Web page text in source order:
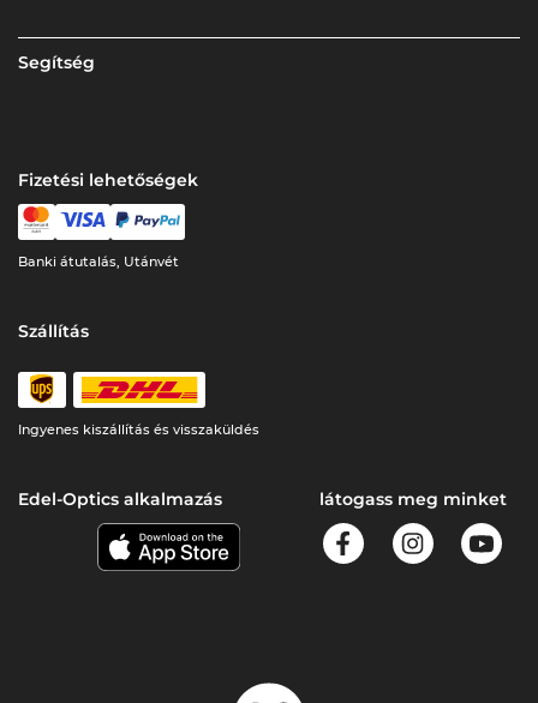
Segítség
Fizetési lehetőségek
Banki átutalás, Utánvét
Szállítás
Ingyenes kiszállítás és visszaküldés
Edel-Optics alkalmazás látogass meg minket